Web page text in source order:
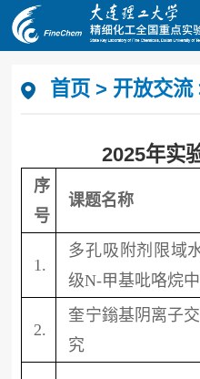
首页 > 开放交流
2025年实
序
号
课题名称
1.
多孔吸附剂限域
级N-甲基吡咯烷
2.
奎宁鎓基阴离子
究